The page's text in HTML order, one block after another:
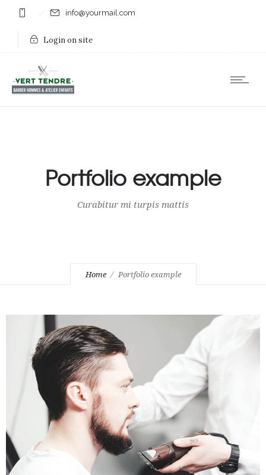
info@yourmail.com
Login on site
Portfolio example
Curabitur mi turpis mattis
Home Portfolio example